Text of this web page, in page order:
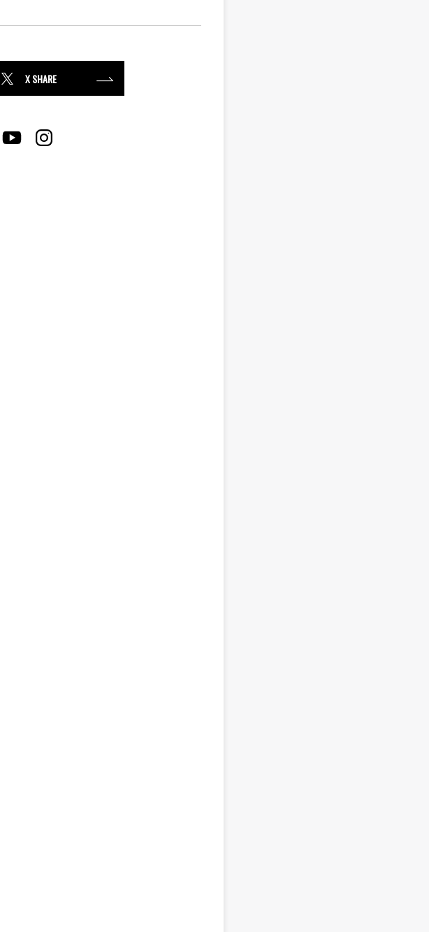
X SHARE